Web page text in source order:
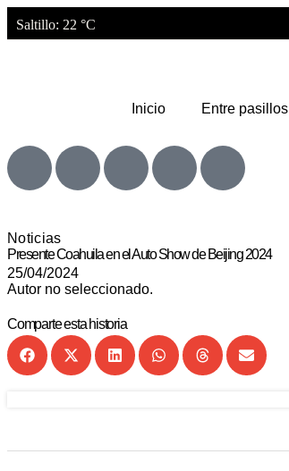
Saltillo: 22 °C
Inicio Entre pasillos
Noticias
Presente Coahuila en el Auto Show de Beijing 2024
25/04/2024
Autor no seleccionado.
Comparte esta historia